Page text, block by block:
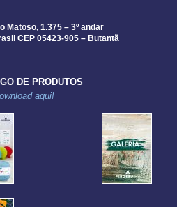
Matoso, 1.375 – 3º andar
CEP 05423-905 – Butantã
DE PRODUTOS
aqui!